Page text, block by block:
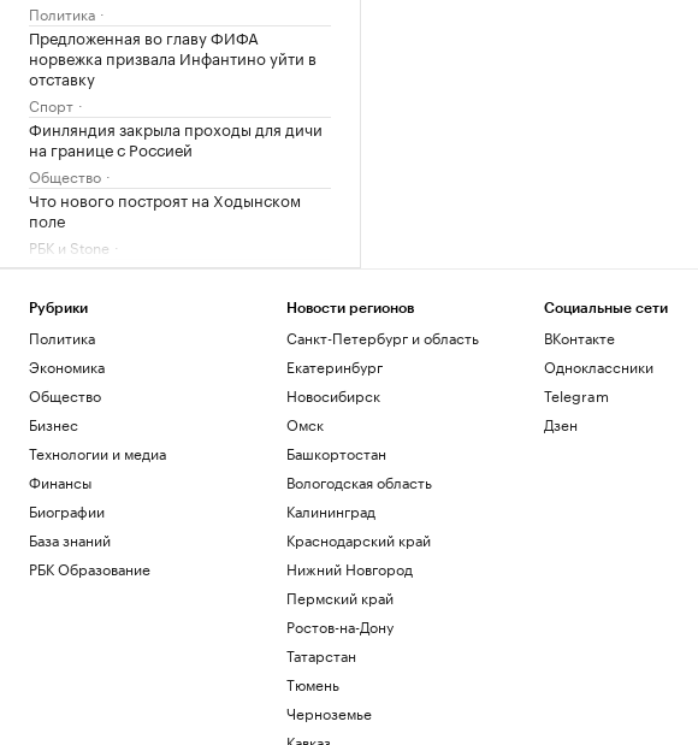
Политика
Предложенная во главу ФИФА
норвежка призвала Инфантино уйти в
отставку
Спорт
Финляндия закрыла проходы для дичи
на границе с Россией
Общество
Что нового построят на Ходынском
поле
РБК и Stone
Чему и как сегодня учат топ-
управленцев
Образование
Как металлургия и горная добыча стали
Отрасли
Как Трамп решил положить конец
«родильному туризму» в США
Политика
Ахмату Кадырову присвоили звание
Героя Чеченской Республики
Общество
Рубрики
Политика
Экономика
Общество
Бизнес
Технологии и медиа
Финансы
Биографии
База знаний
РБК Образование
Новости регионов
Санкт-Петербург и область
Екатеринбург
Новосибирск
Омск
Башкортостан
Вологодская область
Калининград
Краснодарский край
Нижний Новгород
Пермский край
Ростов-на-Дону
Татарстан
Тюмень
Черноземье
Социальные сети
ВКонтакте
Одноклассники
Telegram
Дзен